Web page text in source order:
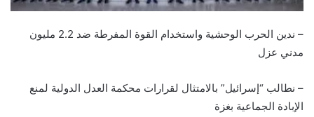
– ندين الحرب الوحشية واستخدام القوة المفرطة ضد 2.2 مليون
مدني عزل
– نطالب “إسرائيل” بالامتثال لقرارات محكمة العدل الدولية لمنع
الإبادة الجماعية بغزة